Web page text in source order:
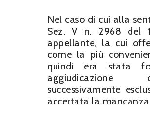
Nel caso di cui alla
Sez. V n. 2968 del
appellante, la cui
come la più
quindi era stata
aggiudicazione
successivamente
accertata la